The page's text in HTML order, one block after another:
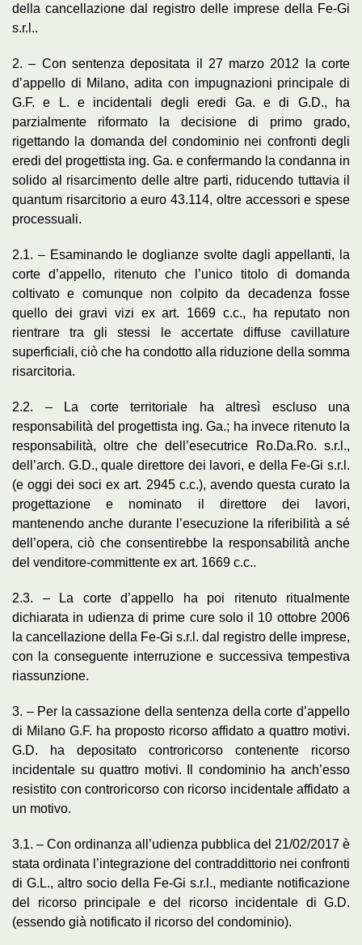
della cancellazione dal registro delle imprese della Fe-Gi
s.r.l..
2. – Con sentenza depositata il 27 marzo 2012 la corte
d’appello di Milano, adita con impugnazioni principale di
G.F. e L. e incidentali degli eredi Ga. e di G.D., ha
parzialmente riformato la decisione di primo grado,
rigettando la domanda del condominio nei confronti degli
eredi del progettista ing. Ga. e confermando la condanna in
solido al risarcimento delle altre parti, riducendo tuttavia il
quantum risarcitorio a euro 43.114, oltre accessori e spese
processuali.
2.1. – Esaminando le doglianze svolte dagli appellanti, la
corte d’appello, ritenuto che l’unico titolo di domanda
coltivato e comunque non colpito da decadenza fosse
quello dei gravi vizi ex art. 1669 c.c., ha reputato non
rientrare tra gli stessi le accertate diffuse cavillature
superficiali, ciò che ha condotto alla riduzione della somma
risarcitoria.
2.2. – La corte territoriale ha altresì escluso una
responsabilità del progettista ing. Ga.; ha invece ritenuto la
responsabilità, oltre che dell’esecutrice Ro.Da.Ro. s.r.l.,
dell’arch. G.D., quale direttore dei lavori, e della Fe-Gi s.r.l.
(e oggi dei soci ex art. 2945 c.c.), avendo questa curato la
progettazione e nominato il direttore dei lavori,
mantenendo anche durante l’esecuzione la riferibilità a sé
dell’opera, ciò che consentirebbe la responsabilità anche
del venditore-committente ex art. 1669 c.c..
2.3. – La corte d’appello ha poi ritenuto ritualmente
dichiarata in udienza di prime cure solo il 10 ottobre 2006
la cancellazione della Fe-Gi s.r.l. dal registro delle imprese,
con la conseguente interruzione e successiva tempestiva
riassunzione.
3. – Per la cassazione della sentenza della corte d’appello
di Milano G.F. ha proposto ricorso affidato a quattro motivi.
G.D. ha depositato controricorso contenente ricorso
incidentale su quattro motivi. Il condominio ha anch’esso
resistito con controricorso con ricorso incidentale affidato a
un motivo.
3.1. – Con ordinanza all’udienza pubblica del 21/02/2017 è
stata ordinata l’integrazione del contraddittorio nei confronti
di G.L., altro socio della Fe-Gi s.r.l., mediante notificazione
del ricorso principale e del ricorso incidentale di G.D.
(essendo già notificato il ricorso del condominio).